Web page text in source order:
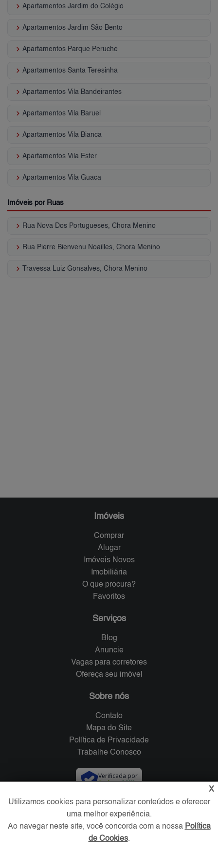
keyboard_arrow_right Apartamentos Jardim do Colégio
keyboard_arrow_right Apartamentos Jardim São Bento
keyboard_arrow_right Apartamentos Parque Peruche
keyboard_arrow_right Apartamentos Santa Teresinha
keyboard_arrow_right Apartamentos Vila Bandeirantes
keyboard_arrow_right Apartamentos Vila Baruel
keyboard_arrow_right Apartamentos Vila Bianca
keyboard_arrow_right Apartamentos Vila Ester
keyboard_arrow_right Apartamentos Vila Guaca
Imóveis por Ruas
keyboard_arrow_right Rua Nova Dos Portugueses, Chora Menino
keyboard_arrow_right Rua Pierre Bienvenu Noailles, Chora Menino
keyboard_arrow_right Travessa Luiz Gonsalves, Chora Menino
Imóveis
Comprar
Alugar
Imóveis Novos
Imobiliária
O que procura?
Favoritos
Serviços
Blog
Anuncie
Vagas para corretores
Ofereça seu imóvel
Sobre nós
Contato
Mapa do Site
Política de Privacidade
Trabalhe Conosco
Verificada por
Redes Sociais
X
Utilizamos cookies para personalizar conteúdos e oferecer
uma melhor experiência.
Ao navegar neste site, você concorda com a nossa Política
de Cookies.